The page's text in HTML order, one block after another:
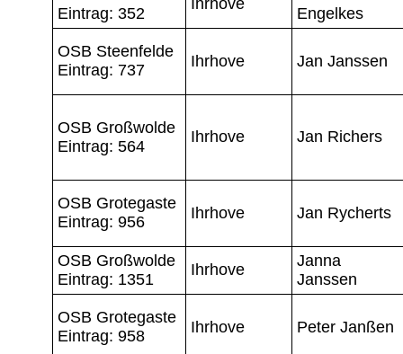
Eintrag: 352
Engelkes
OSB Steenfelde
Eintrag: 737
Ihrhove Jan Janssen
OSB Großwolde
Eintrag: 564
Ihrhove Jan Richers
OSB Grotegaste
Eintrag: 956
Ihrhove Jan Rycherts
OSB Großwolde
Eintrag: 1351
Ihrhove
Janna
Janssen
OSB Grotegaste
Eintrag: 958
Ihrhove Peter Janßen